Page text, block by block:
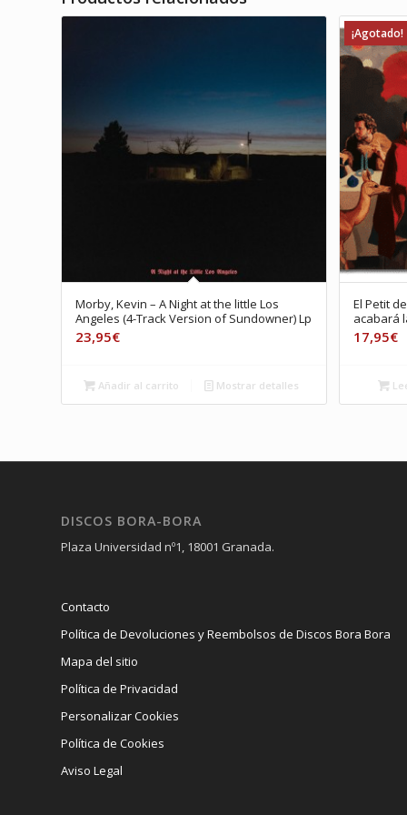
Morby, Kevin – A Night at the little Los
Angeles (4-Track Version of Sundowner) Lp
23,95€
Añadir al carrito Mostrar detalles
¡Agotado!
El Petit
acabará
17,95€
DISCOS BORA-BORA
Plaza Universidad nº1, 18001 Granada.
Contacto
Política de Devoluciones y Reembolsos de Discos Bora Bora
Mapa del sitio
Política de Privacidad
Personalizar Cookies
Política de Cookies
Aviso Legal